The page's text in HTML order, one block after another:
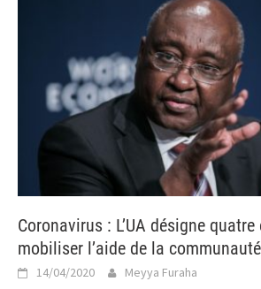
Coronavirus : L’UA désigne
mobiliser l’aide de la
14/04/2020 Meyya Furaha